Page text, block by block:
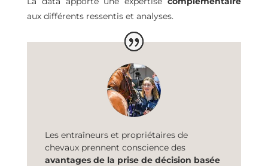
aux différents ressentis et analyses.
Les entraîneurs et propriétaires de
chevaux prennent conscience des
avantages de la prise de décision basée